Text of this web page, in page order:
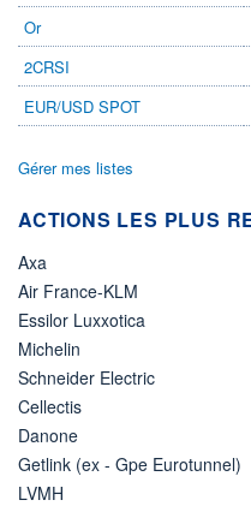
Or
2CRSI
EUR/USD SPOT
Gérer mes listes
ACTIONS LES PLUS
Axa
Air France-KLM
Essilor Luxxotica
Michelin
Schneider Electric
Cellectis
Danone
Getlink (ex - Gpe Eurotunnel)
LVMH